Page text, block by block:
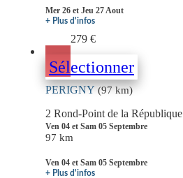
Mer 26 et Jeu 27 Aout
+ Plus d'infos
279 €
Sélectionner
PERIGNY(97 km)
2 Rond-Point de la République
Ven 04 et Sam 05 Septembre
97 km
Ven 04 et Sam 05 Septembre
+ Plus d'infos